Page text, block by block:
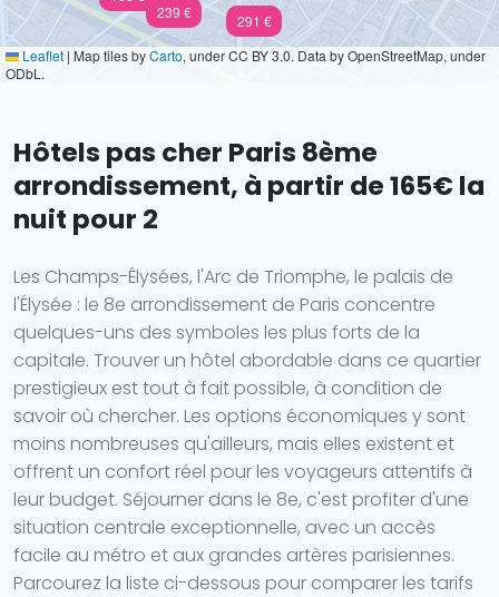
239 € 291 €
Leaflet | Map tiles byCarto, under CC BY 3.0. Data by OpenStreetMap, under
ODbL.
Hôtels pas cher Paris 8ème
arrondissement, à partir de 165€ la
nuit pour 2
Les Champs-Élysées, l'Arc de Triomphe, le palais de
l'Élysée : le 8e arrondissement de Paris concentre
quelques-uns des symboles les plus forts de la
capitale. Trouver un hôtel abordable dans ce quartier
prestigieux est tout à fait possible, à condition de
savoir où chercher. Les options économiques y sont
moins nombreuses qu'ailleurs, mais elles existent et
offrent un confort réel pour les voyageurs attentifs à
leur budget. Séjourner dans le 8e, c'est profiter d'une
situation centrale exceptionnelle, avec un accès
facile au métro et aux grandes artères parisiennes.
Parcourez la liste ci-dessous pour comparer les tarifs